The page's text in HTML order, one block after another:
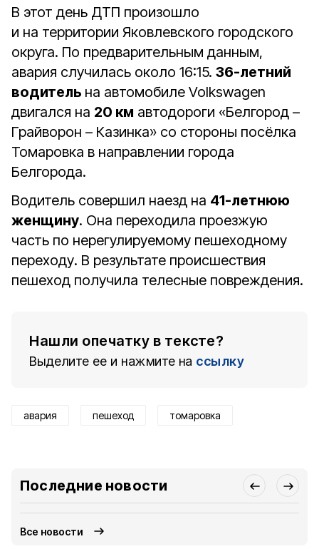
В этот день ДТП произошло
и на территории Яковлевского городского
округа. По предварительным данным,
авария случилась около 16:15. 36-летний
водитель на автомобиле Volkswagen
двигался на 20 км автодороги «Белгород –
Грайворон – Казинка» со стороны посёлка
Томаровка в направлении города
Белгорода.
Водитель совершил наезд на 41-летнюю
женщину. Она переходила проезжую
часть по нерегулируемому пешеходному
переходу. В результате происшествия
пешеход получила телесные повреждения.
Нашли опечатку в тексте?
Выделите ее и нажмите на ссылку
авария пешеход томаровка
Последние новости
Все новости